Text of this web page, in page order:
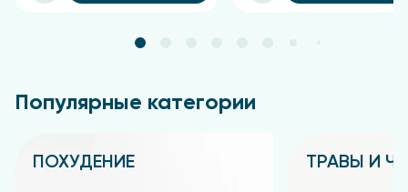
Популярные категории
ПОХУДЕНИЕ ТРАВЫ И